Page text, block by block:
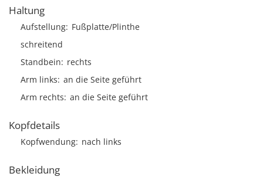
Haltung
Aufstellung Fußplatte/Plinthe
schreitend
Standbein
rechts
Arm links an die Seite geführt
Arm rechts an die Seite geführt
Kopfdetails
Kopfwendung nach links
Bekleidung